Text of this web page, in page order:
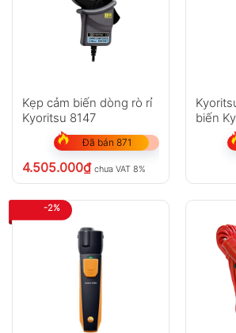
Kẹp cảm biến dòng rò rỉ
Kyoritsu 8147
Đã bán 871
4.505.000₫ chưa VAT 8%
biến
-2%